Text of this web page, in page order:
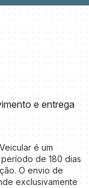
e entrega
é um
de 180 dias
O envio de
exclusivamente